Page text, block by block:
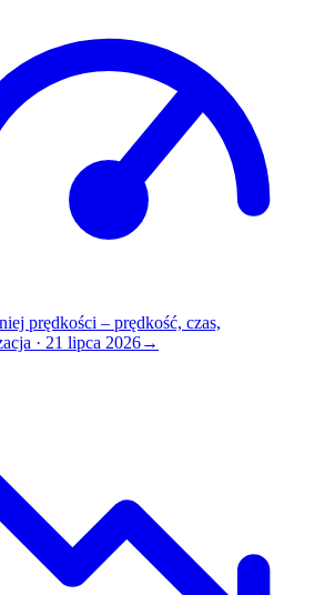
prędkości – prędkość, czas,
· 21 lipca 2026→